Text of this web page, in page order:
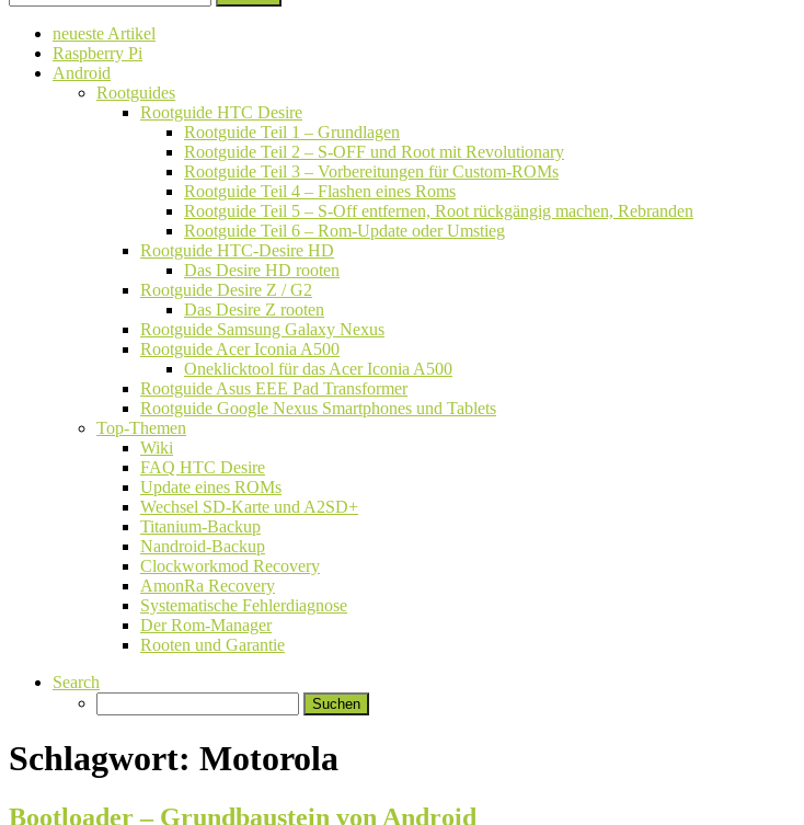
zum
Inhalt
nach:
neueste Artikel
Raspberry Pi
Android
Rootguides
Rootguide HTC Desire
Rootguide Teil 1 – Grundlagen
Rootguide Teil 2 – S-OFF und Root mit Revolutionary
Rootguide Teil 3 – Vorbereitungen für Custom-ROMs
Rootguide Teil 4 – Flashen eines Roms
Rootguide Teil 5 – S-Off entfernen, Root rückgängig machen, Rebranden
Rootguide Teil 6 – Rom-Update oder Umstieg
Rootguide HTC-Desire HD
Das Desire HD rooten
Rootguide Desire Z / G2
Das Desire Z rooten
Rootguide Samsung Galaxy Nexus
Rootguide Acer Iconia A500
Oneklicktool für das Acer Iconia A500
Rootguide Asus EEE Pad Transformer
Rootguide Google Nexus Smartphones und Tablets
Top-Themen
Wiki
FAQ HTC Desire
Update eines ROMs
Wechsel SD-Karte und A2SD+
Titanium-Backup
Nandroid-Backup
Clockworkmod Recovery
AmonRa Recovery
Systematische Fehlerdiagnose
Der Rom-Manager
Rooten und Garantie
Search
nach:
Schlagwort: Motorola
Bootloader – Grundbaustein von Android